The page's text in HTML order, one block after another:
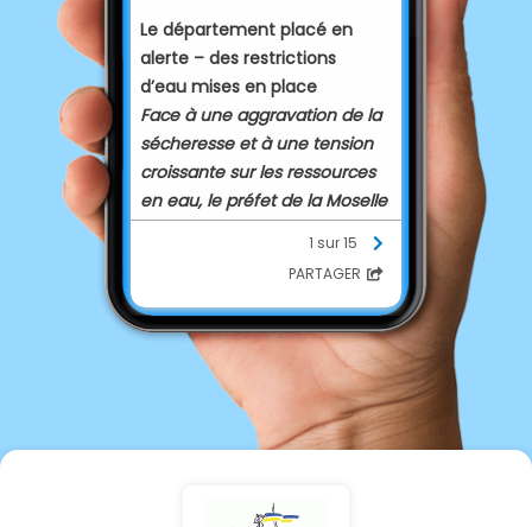
Le département placé en
alerte – des restrictions
d’eau mises en place
Face à une aggravation de la
sécheresse et à une tension
croissante sur les ressources
en eau, le préfet de la Moselle
met en place des mesures de
préservation de l’alimentation
en eau potable, de la santé,
de la salubrité publique et des
fonctions biologiques des
écosystèmes aquatiques.
Depuis plusieurs semaines, la
Moselle subit un épisode de
par la canicule de fin juin et
1 sur 15
PARTAGER